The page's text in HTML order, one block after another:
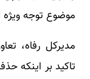
موضوع توجه
مدیرکل رفاه،
تاکید بر اینکه